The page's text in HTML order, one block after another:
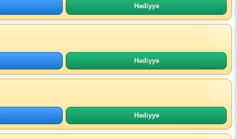
Hədiyyə
Hədiyyə
Hədiyyə